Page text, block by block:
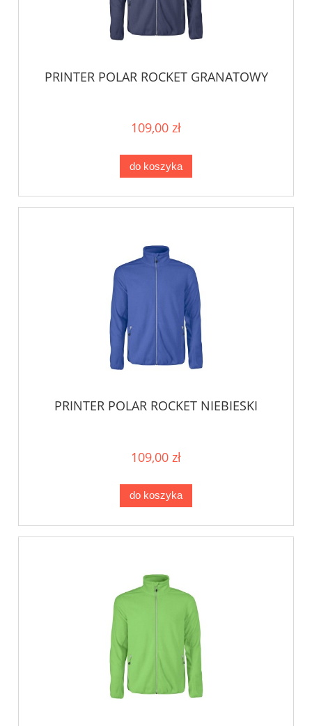
PRINTER POLAR ROCKET GRANATOWY
109,00 zł
do koszyka
PRINTER POLAR ROCKET NIEBIESKI
109,00 zł
do koszyka